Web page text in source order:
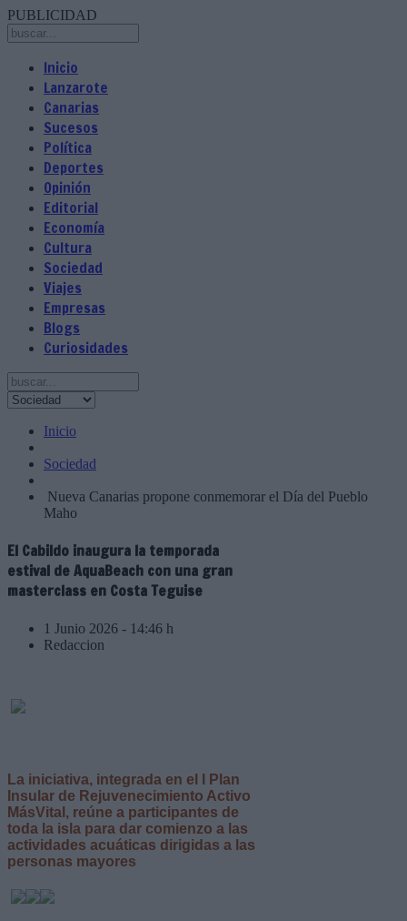
PUBLICIDAD
Inicio
Lanzarote
Canarias
Sucesos
Política
Deportes
Opinión
Editorial
Economía
Cultura
Sociedad
Viajes
Empresas
Blogs
Curiosidades
Inicio
Sociedad
Nueva Canarias propone conmemorar el Día del Pueblo
Maho
El Cabildo inaugura la temporada
estival de AquaBeach con una gran
masterclass en Costa Teguise
1 Junio 2026 - 14:46 h
Redaccion
La iniciativa, integrada en el I Plan
Insular de Rejuvenecimiento Activo
MásVital, reúne a participantes de
toda la isla para dar comienzo a las
actividades acuáticas dirigidas a las
personas mayores